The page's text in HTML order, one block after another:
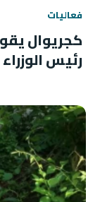
فعاليات
رئيس الوزراء